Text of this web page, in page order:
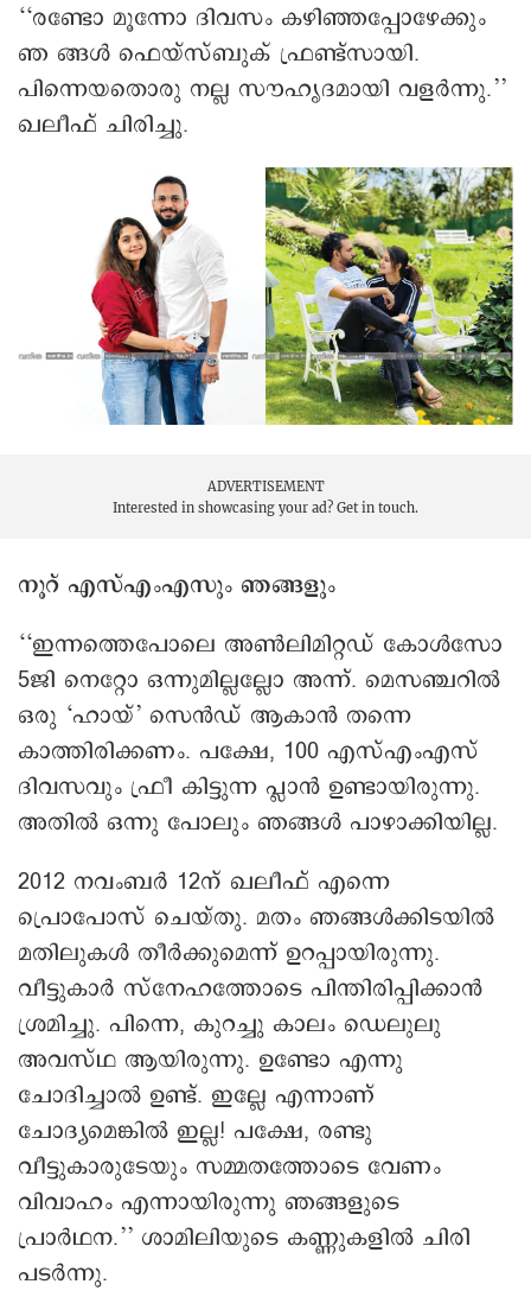
‘‘രണ്ടോ മൂന്നോ ദിവസം കഴിഞ്ഞപ്പോഴേക്കും
ഞ ങ്ങൾ ഫെയ്സ്ബുക് ഫ്രണ്ട്സായി.
പിന്നെയതൊരു നല്ല സൗഹൃദമായി വളർന്നു.’’
ഖലീഫ് ചിരിച്ചു.
ADVERTISEMENT
Interested in showcasing your ad? Get in touch.
നൂറ് എസ്എംഎസും ഞങ്ങളും
‘‘ഇന്നത്തെപോലെ അൺലിമിറ്റഡ് കോൾസോ
5ജി നെറ്റോ ഒന്നുമില്ലല്ലോ അന്ന്. മെസഞ്ചറിൽ
ഒരു ‘ഹായ്’ സെൻഡ് ആകാൻ തന്നെ
കാത്തിരിക്കണം. പക്ഷേ, 100 എസ്എംഎസ്
ദിവസവും ഫ്രീ കിട്ടുന്ന പ്ലാൻ ഉണ്ടായിരുന്നു.
അതിൽ ഒന്നു പോലും ഞങ്ങൾ പാഴാക്കിയില്ല.
2012 നവംബർ 12ന് ഖലീഫ് എന്നെ
പ്രൊപോസ് ചെയ്തു. മതം ഞങ്ങൾക്കിടയിൽ
മതിലുകൾ തീർക്കുമെന്ന് ഉറപ്പായിരുന്നു.
വീട്ടുകാർ സ്നേഹത്തോടെ പിന്തിരിപ്പിക്കാൻ
ശ്രമിച്ചു. പിന്നെ, കുറച്ചു കാലം ഡെലുലു
അവസ്ഥ ആയിരുന്നു. ഉണ്ടോ എന്നു
ചോദിച്ചാൽ ഉണ്ട്. ഇല്ലേ എന്നാണ്
ചോദ്യമെങ്കിൽ ഇല്ല! പക്ഷേ, രണ്ടു
വീട്ടുകാരുടേയും സമ്മതത്തോടെ വേണം
വിവാഹം എന്നായിരുന്നു ഞങ്ങളുടെ
പ്രാർഥന.’’ ശാമിലിയുടെ കണ്ണുകളിൽ ചിരി
പടർന്നു.